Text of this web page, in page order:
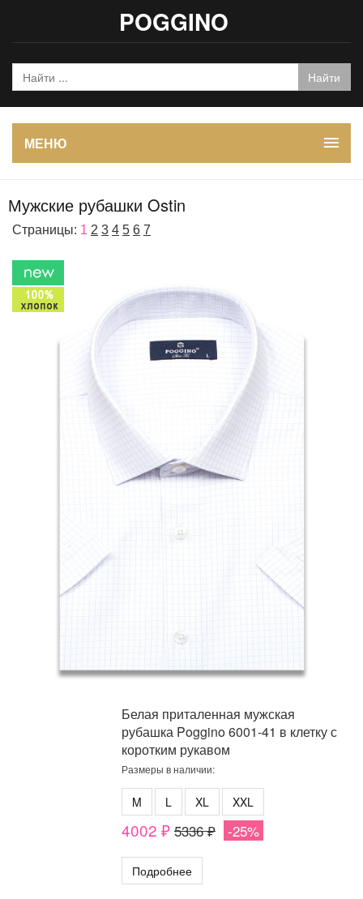
POGGINO
МЕНЮ
Мужские рубашки Ostin
Страницы: 1 2 3 4 5 6 7
Белая приталенная мужская
рубашка Poggino 6001-41 в клетку с
коротким рукавом
Размеры в наличии:
M L XL XXL
4002 ₽ 5336 ₽ -25%
Подробнее